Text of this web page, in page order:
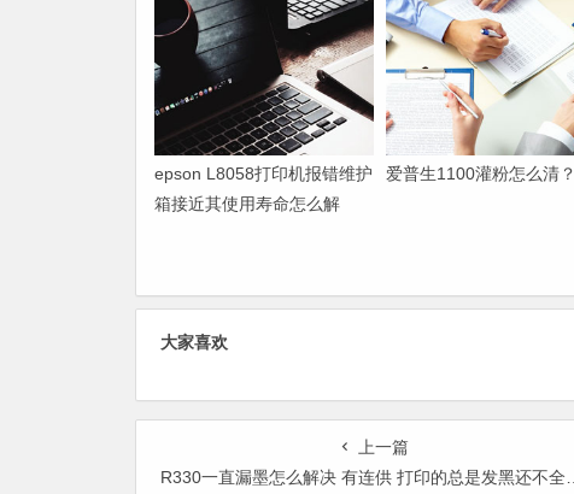
epson L8058打印机报错维护
箱接近其使用寿命怎么解
爱普生1100灌粉怎么清？
大家喜欢
上一篇
R330一直漏墨怎么解决 有连供 打印的总是发黑还不全，得打好几遍清洗好几遍才正常